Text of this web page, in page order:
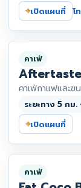
⌖เปิดแผนที่ โ
คาเฟ่
คาเฟ่กาแฟและข
ระยะทาง 5 กม
⌖เปิดแผนที่
คาเฟ่